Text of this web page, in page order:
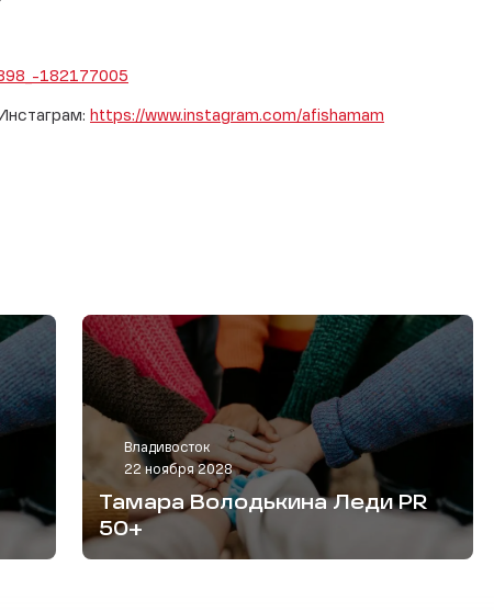
182177005
https://www.instagram.com/afishamam
Владивосток
22 ноября 2028
Тамара Володькина Леди PR
50+